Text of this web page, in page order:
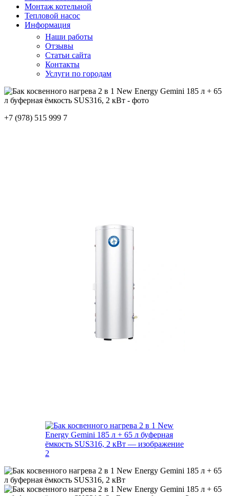
Монтаж котельной
Тепловой насос
Информация
Наши работы
Отзывы
Статьи сайта
Контакты
Услуги по городам
+7 (978) 515 999 7